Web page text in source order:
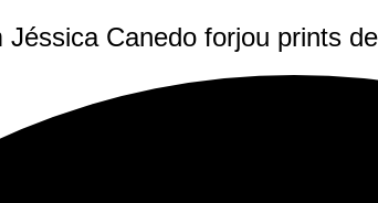
Canedo forjou prints